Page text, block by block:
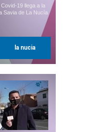
19 llega a la
Savia de La Nucía
la nucia